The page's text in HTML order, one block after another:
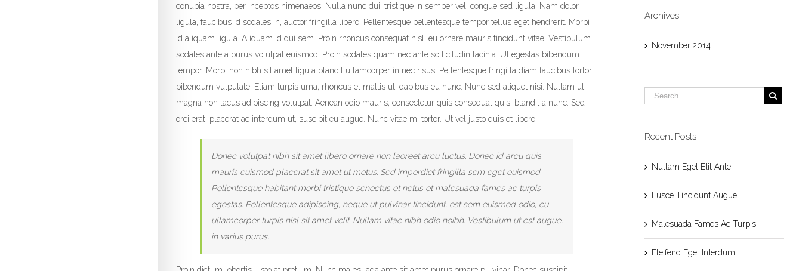
conubia nostra, per inceptos himenaeos. Nulla nunc dui, tristique in semper vel, congue sed ligula. Nam dolor
ligula, faucibus id sodales in, auctor fringilla libero. Pellentesque pellentesque tempor tellus eget hendrerit. Morbi
id aliquam ligula. Aliquam id dui sem. Proin rhoncus consequat nisl, eu ornare mauris tincidunt vitae. Vestibulum
sodales ante a purus volutpat euismod. Proin sodales quam nec ante sollicitudin lacinia. Ut egestas bibendum
tempor. Morbi non nibh sit amet ligula blandit ullamcorper in nec risus. Pellentesque fringilla diam faucibus tortor
bibendum vulputate. Etiam turpis urna, rhoncus et mattis ut, dapibus eu nunc. Nunc sed aliquet nisi. Nullam ut
magna non lacus adipiscing volutpat. Aenean odio mauris, consectetur quis consequat quis, blandit a nunc. Sed
orci erat, placerat ac interdum ut, suscipit eu augue. Nunc vitae mi tortor. Ut vel justo quis et libero.
Donec volutpat nibh sit amet libero ornare non laoreet arcu luctus. Donec id arcu quis
mauris euismod placerat sit amet ut metus. Sed imperdiet fringilla sem eget euismod.
Pellentesque habitant morbi tristique senectus et netus et malesuada fames ac turpis
egestas. Pellentesque adipiscing, neque ut pulvinar tincidunt, est sem euismod odio, eu
ullamcorper turpis nisl sit amet velit. Nullam vitae nibh odio noibh. Vestibulum ut est augue,
in varius purus.
Archives
November 2014
Recent Posts
Nullam Eget Elit Ante
Fusce Tincidunt Augue
Malesuada Fames Ac Turpis
Eleifend Eget Interdum